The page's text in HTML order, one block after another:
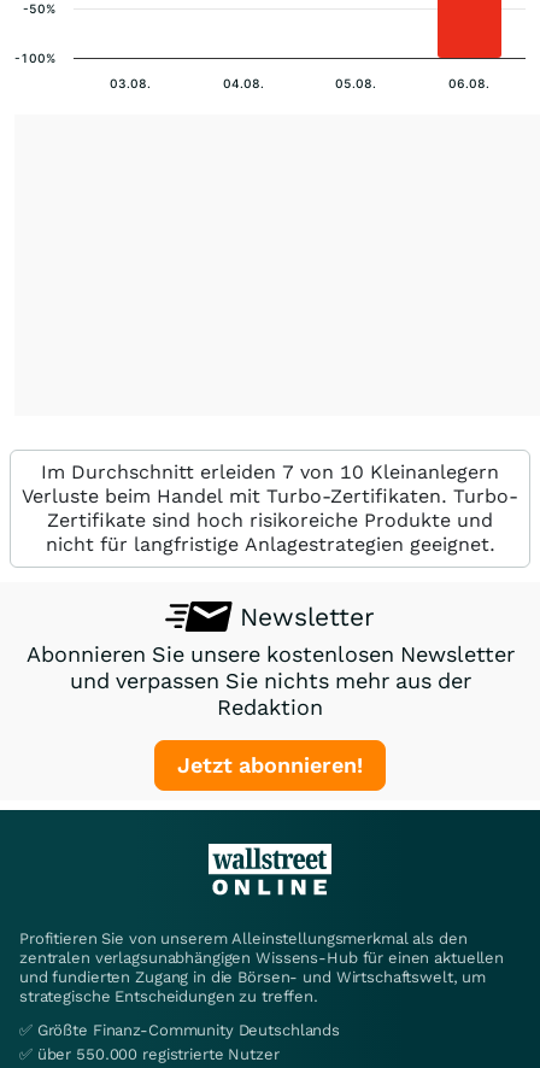
03.08. 04.08. 05.08. 06.08.
-100%
-50%
Im Durchschnitt erleiden 7 von 10 Kleinanlegern
Verluste beim Handel mit Turbo-Zertifikaten. Turbo-
Zertifikate sind hoch risikoreiche Produkte und
nicht für langfristige Anlagestrategien geeignet.
Newsletter
Abonnieren Sie unsere kostenlosen Newsletter
und verpassen Sie nichts mehr aus der
Redaktion
Jetzt abonnieren!
Profitieren Sie von unserem Alleinstellungsmerkmal als den
zentralen verlagsunabhängigen Wissens-Hub für einen aktuellen
und fundierten Zugang in die Börsen- und Wirtschaftswelt, um
strategische Entscheidungen zu treffen.
✅ Größte Finanz-Community Deutschlands
✅ über 550.000 registrierte Nutzer